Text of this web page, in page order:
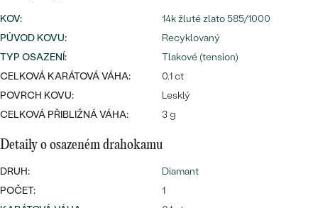
Wave kolekce
PROHLÉDNOUT
OBJEVIT
PROHLÉDNOUT
KOV:
14k žluté zlato 585/1000
PŮVOD KOVU:
Recyklovaný
TYP OSAZENÍ:
Tlakové (tension)
CELKOVÁ KARÁTOVÁ VÁHA:
0.1 ct
POVRCH KOVU:
Lesklý
CELKOVÁ PŘIBLIŽNÁ VÁHA:
3 g
Detaily o osazeném drahokamu
DRUH:
Diamant
POČET:
1